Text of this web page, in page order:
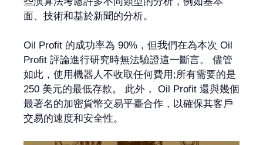
面、技術和基於新聞的分析。
Oil Profit 的成功率為 90%，但我們在為本次 Oil
Profit 評論進行研究時無法驗證這一斷言。 儘管
如此，使用機器人不收取任何費用;所有需要的是
250 美元的最低存款。 此外， Oil Profit 還與幾個
最著名的加密貨幣交易平臺合作，以確保其客戶
交易的速度和安全性。